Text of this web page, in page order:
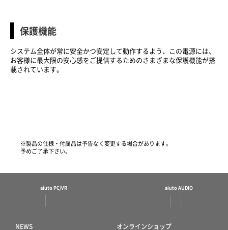
保護機能
システム全体が常に安全かつ安定して動作するよう、この電源には、
お客様に最大限の安心感をご提供するためのさまざまな保護機能が搭
載されています。
※製品の仕様・付属品は予告なく変更する場合があります。
予めご了承下さい。
aiuto PC/VR aiuto AUDIO
NEWS オンラインショップ